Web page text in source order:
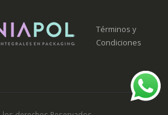
Términos y
Condiciones